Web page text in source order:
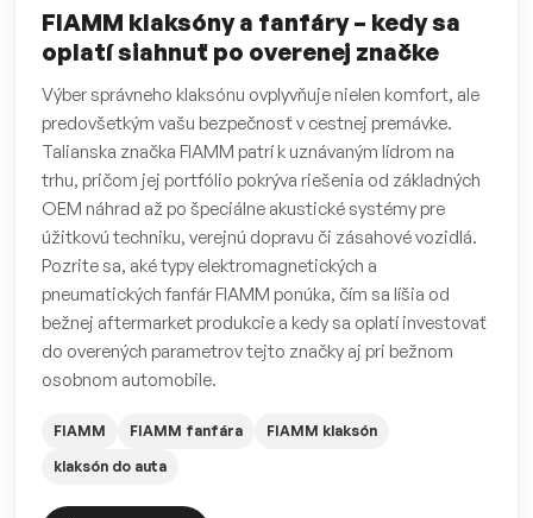
FIAMM klaksóny a fanfáry – kedy sa
oplatí siahnuť po overenej značke
Výber správneho klaksónu ovplyvňuje nielen komfort, ale
predovšetkým vašu bezpečnosť v cestnej premávke.
Talianska značka FIAMM patrí k uznávaným lídrom na
trhu, pričom jej portfólio pokrýva riešenia od základných
OEM náhrad až po špeciálne akustické systémy pre
úžitkovú techniku, verejnú dopravu či zásahové vozidlá.
Pozrite sa, aké typy elektromagnetických a
pneumatických fanfár FIAMM ponúka, čím sa líšia od
bežnej aftermarket produkcie a kedy sa oplatí investovať
do overených parametrov tejto značky aj pri bežnom
osobnom automobile.
FIAMM FIAMM fanfára
FIAMM klaksón
klaksón do auta